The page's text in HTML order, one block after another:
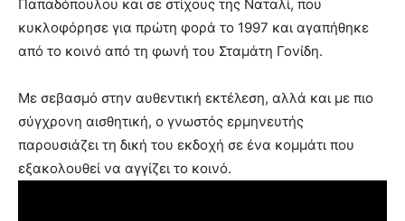
Παπαδόπουλου και σε στίχους της Ναταλί, που
κυκλοφόρησε για πρώτη φορά το 1997 και αγαπήθηκε
από το κοινό από τη φωνή του Σταμάτη Γονίδη.
Με σεβασμό στην αυθεντική εκτέλεση, αλλά και με πιο
σύγχρονη αισθητική, ο γνωστός ερμηνευτής
παρουσιάζει τη δική του εκδοχή σε ένα κομμάτι που
εξακολουθεί να αγγίζει το κοινό.